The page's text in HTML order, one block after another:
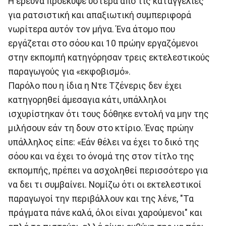
για ρατσιστική και απαξιωτική συμπεριφορά
νωρίτερα αυτόν τον μήνα. Ένα άτομο που
εργάζεται στο σόου και 10 πρώην εργαζόμενοι
στην εκπομπή κατηγόρησαν τρεις εκτελεστικούς
παραγωγούς για «εκφοβισμό».
Παρόλο που η ίδια η Ντε Τζένερις δεν έχει
κατηγορηθεί άμεσαγια κάτι, υπάλληλοι
ισχυρίστηκαν ότι τους δόθηκε εντολή να μην της
μιλήσουν εάν τη δουν στο κτίριο. Ένας πρώην
υπάλληλος είπε: «Εάν θέλει να έχει το δικό της
σόου και να έχει το όνομά της στον τίτλο της
εκπομπής, πρέπει να ασχοληθεί περισσότερο για
να δει τι συμβαίνει. Νομίζω ότι οι εκτελεστικοί
παραγωγοί την περιβάλλουν και της λένε, "Τα
πράγματα πάνε καλά, όλοι είναι χαρούμενοι" και